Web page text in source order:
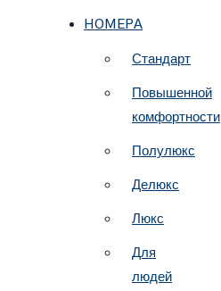
НОМЕРА
Стандарт
Повышенной
комфортности
Полулюкс
Делюкс
Люкс
Для
людей